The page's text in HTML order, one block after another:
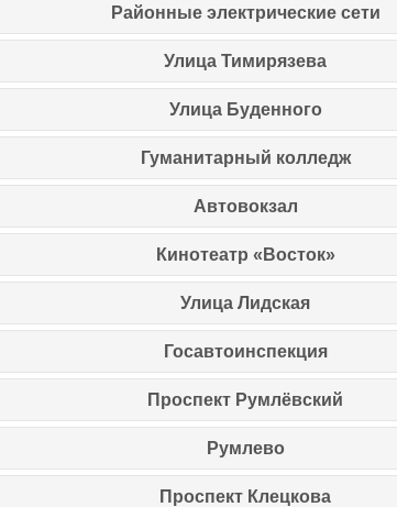
Районные электрические сети
Улица Тимирязева
Улица Буденного
Гуманитарный колледж
Автовокзал
Кинотеатр «Восток»
Улица Лидская
Госавтоинспекция
Проспект Румлёвский
Румлево
Проспект Клецкова